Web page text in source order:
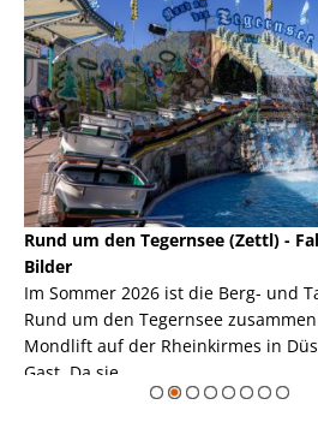
Rund um den Tegernsee (Zettl) -
Bilder
Im Sommer 2026 ist die Berg- und
Rund um den Tegernsee
Mondlift auf der Rheinkirmes in
Gast. Da sie ...